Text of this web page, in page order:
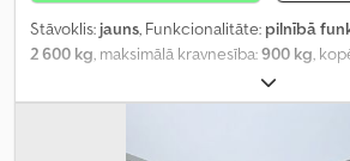
Stāvoklis: jauns, Funkcionalitāte: pilnībā
2 600 kg , maksimālā kravnesība:900 kg ,
, piekares sistēma: